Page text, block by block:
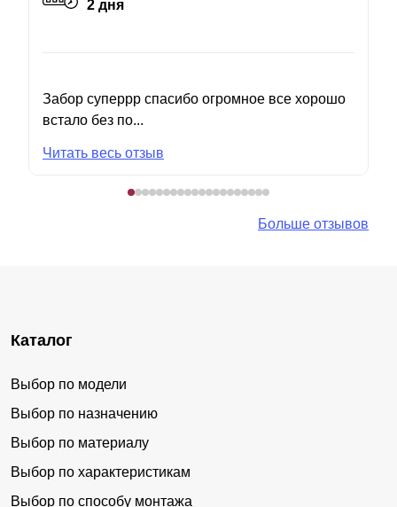
2 дня
Забор суперрр спасибо огромное все хорошо
встало без по...
Читать весь отзыв
Больше отзывов
Каталог
Выбор по модели
Выбор по назначению
Выбор по материалу
Выбор по характеристикам
Выбор по способу монтажа